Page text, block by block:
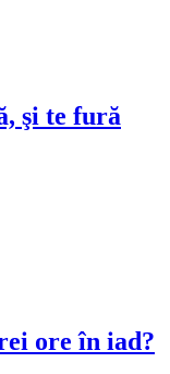
şi te fură
ore în iad?